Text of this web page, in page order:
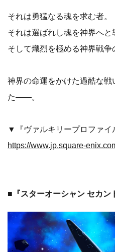
それは勇猛なる魂を求む者。
それは選ばれし魂を神界へと
そして熾烈を極める神界戦
神界の命運をかけた過酷な
た――。
▼『ヴァルキリープロファイ
https://www.jp.square-
■『スターオーシャン セカン